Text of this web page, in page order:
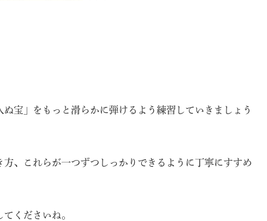
宝」をもっと滑らかに弾けるよう練習していきましょう
、これらが一つずつしっかりできるように丁寧にすすめ
くださいね。